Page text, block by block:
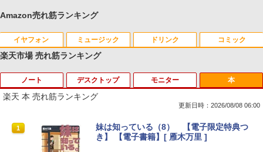
Amazon売れ筋ランキング
イヤフォン
Anker Soundcore P40i オフホワイト
￥7,990
ミュージック
BRUCE WAYNE feat. Flo Milli, ATL Jacob
[Explicit]
ドリンク
【Amazon.co.jp限定】 い・ろ・は・す 2L P
ET ラベルレス ×8本
コミック
薬屋のひとりごと 17巻 (デジタル版ビッグガ
ンガンコミックス)
楽天市場 売れ筋ランキング
ノート デスクトップ モニター 本
楽天 本 売れ筋ランキング
更新日時：2026/08/08 06:00
1
妹は知っている（8） 【電子限定特典つ
き】 【電子書籍】[ 雁木万里 ]